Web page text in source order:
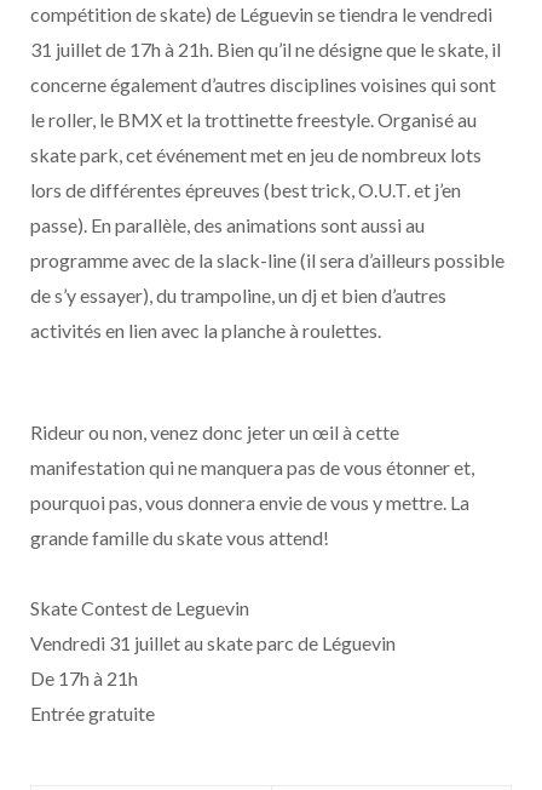
compétition de skate) de Léguevin se tiendra le vendredi
31 juillet de 17h à 21h. Bien qu’il ne désigne que le skate, il
concerne également d’autres disciplines voisines qui sont
le roller, le BMX et la trottinette freestyle. Organisé au
skate park, cet événement met en jeu de nombreux lots
lors de différentes épreuves (best trick, O.U.T. et j’en
passe). En parallèle, des animations sont aussi au
programme avec de la slack-line (il sera d’ailleurs possible
de s’y essayer), du trampoline, un dj et bien d’autres
activités en lien avec la planche à roulettes.
Rideur ou non, venez donc jeter un œil à cette
manifestation qui ne manquera pas de vous étonner et,
pourquoi pas, vous donnera envie de vous y mettre. La
grande famille du skate vous attend!
Skate Contest de Leguevin
Vendredi 31 juillet au skate parc de Léguevin
De 17h à 21h
Entrée gratuite